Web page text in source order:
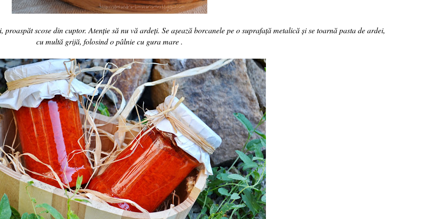
scose din cuptor. Atenție să nu vă ardeți. Se așează borcanele pe o suprafață metalică și se toarnă pasta de ardei,
cu multă grijă, folosind o pâlnie cu gura mare .